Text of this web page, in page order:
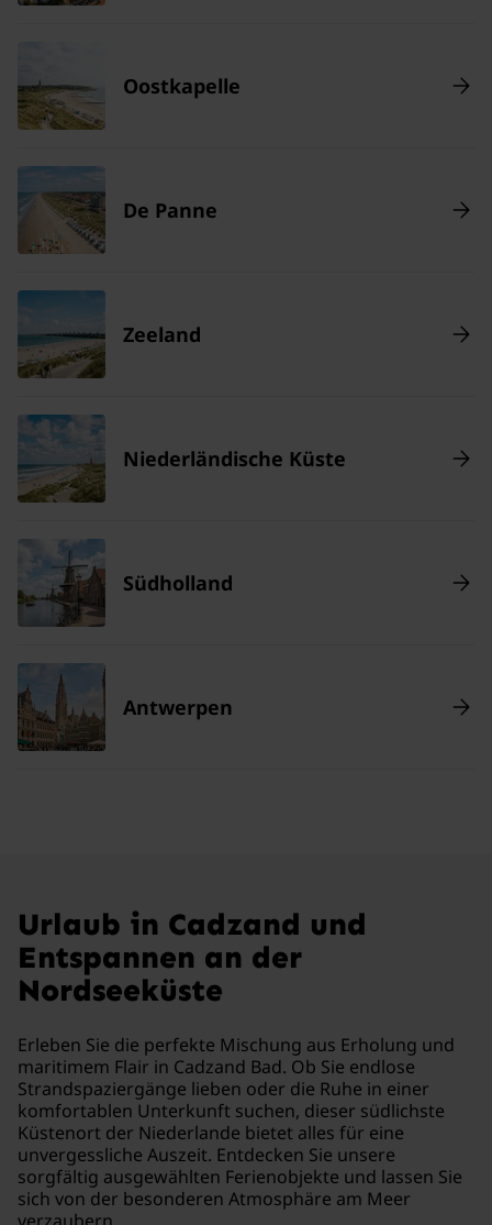
Oostkapelle
De Panne
Zeeland
Niederländische Küste
Südholland
Antwerpen
Urlaub in Cadzand und
Entspannen an der
Nordseeküste
Erleben Sie die perfekte Mischung aus Erholung und
maritimem Flair in Cadzand Bad. Ob Sie endlose
Strandspaziergänge lieben oder die Ruhe in einer
komfortablen Unterkunft suchen, dieser südlichste
Küstenort der Niederlande bietet alles für eine
unvergessliche Auszeit. Entdecken Sie unsere
sorgfältig ausgewählten Ferienobjekte und lassen Sie
sich von der besonderen Atmosphäre am Meer